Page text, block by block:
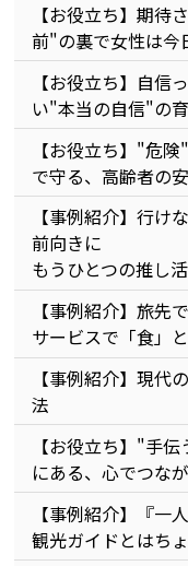
【お役立ち】期
前"の裏で女性は今
【お役立ち】自信
い"本当の自信"の
【お役立ち】"危
で守る、高齢者の
【事例紹介】行け
前向きに
もうひとつの推し
【事例紹介】旅先
サービスで「食」
【事例紹介】現代
法
【お役立ち】"手
にある、心でつな
【事例紹介】『一
観光ガイドとはち